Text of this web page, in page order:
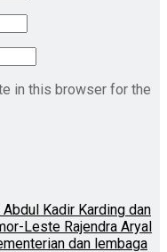
in this browser for the